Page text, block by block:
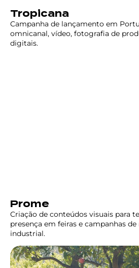
Tropicana
Campanha de lançamento em
omnicanal, vídeo, fotografia de
digitais.
Prome
Criação de conteúdos visuais para
presença em feiras e campanhas
industrial.